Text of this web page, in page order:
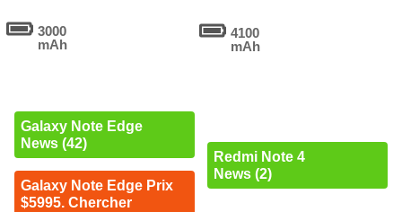
3000
mAh
Galaxy Note Edge
News (42)
Galaxy Note Edge Prix
$5995. Chercher
4100
mAh
Redmi Note 4
News (2)